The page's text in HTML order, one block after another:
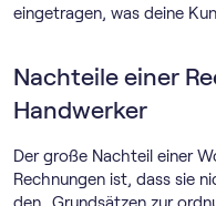
eingetragen, was deine
Nachteile einer
Handwerker
Der große Nachteil einer
Rechnungen ist, dass sie
den „Grundsätzen zur